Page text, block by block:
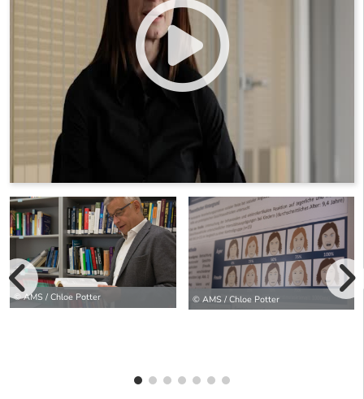
© AMS / Chloe Potter © AMS / Chloe Potter